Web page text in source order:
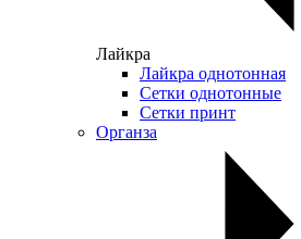
Лайкра
Лайкра однотонная
Сетки однотонные
Сетки принт
Органза